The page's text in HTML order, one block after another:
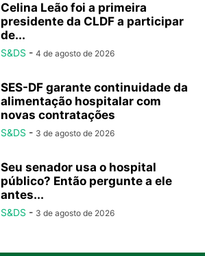
Celina Leão foi a primeira
presidente da CLDF a participar
de...
S&DS - 4 de agosto de 2026
SES-DF garante continuidade da
alimentação hospitalar com
novas contratações
S&DS - 3 de agosto de 2026
Seu senador usa o hospital
público? Então pergunte a ele
antes...
S&DS - 3 de agosto de 2026